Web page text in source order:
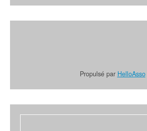
Propulsé par HelloAsso